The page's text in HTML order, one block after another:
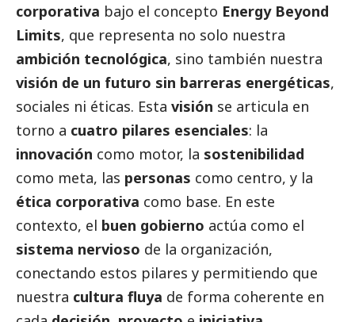
corporativa bajo el concepto Energy Beyond
Limits, que representa no solo nuestra
ambición tecnológica, sino también nuestra
visión de un futuro sin barreras energéticas,
sociales ni éticas. Esta visión se articula en
torno a cuatro pilares esenciales: la
innovación como motor, la sostenibilidad
como meta, las personas como centro, y la
ética corporativa como base. En este
contexto, el buen gobierno actúa como el
sistema nervioso de la organización,
conectando estos pilares y permitiendo que
nuestra cultura fluya de forma coherente en